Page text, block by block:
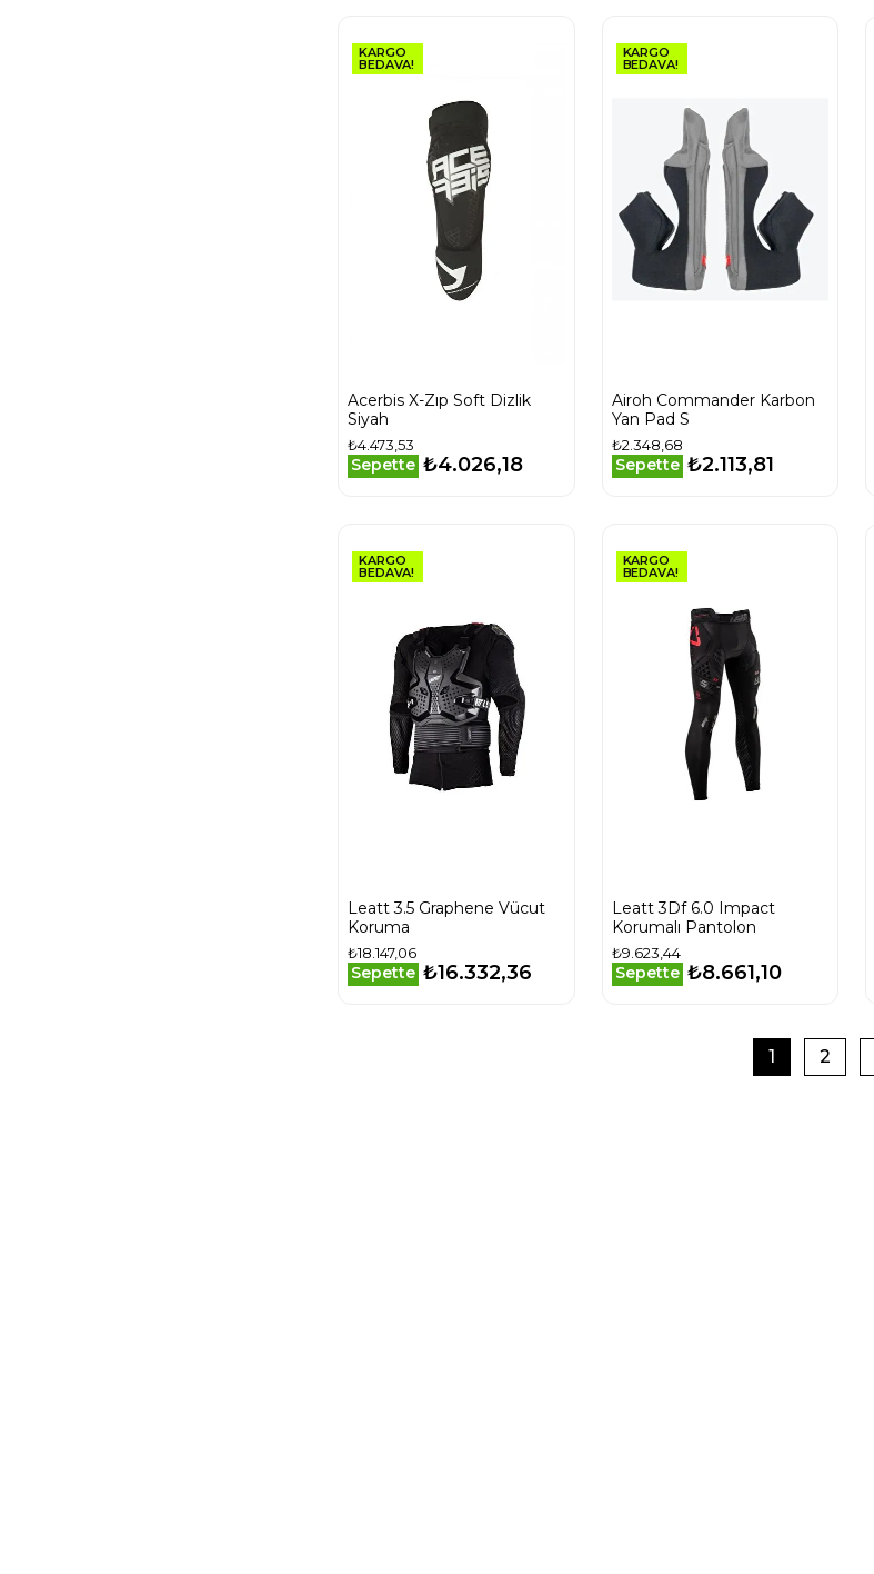
KARGO
BEDAVA!
Acerbis X-Zıp Soft Dizlik
Siyah
₺4.473,53
Sepette ₺4.026,18
KARGO
BEDAVA!
Airoh Commander Karbon
Yan Pad S
₺2.348,68
Sepette ₺2.113,81
KARGO
BEDAVA!
Leatt 3.5 Graphene Vücut
Koruma
₺18.147,06
Sepette ₺16.332,36
KARGO
BEDAVA!
Leatt 3Df 6.0 Impact
Korumalı Pantolon
₺9.623,44
Sepette ₺8.661,10
1 2